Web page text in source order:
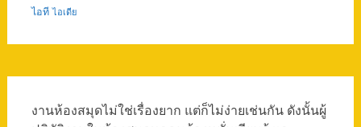
ไอที ไอเดีย
งานห้องสมุดไม่ใช่เรื่องยาก แต่ก็ไม่ง่ายเช่นกัน ดังนั้นผู้